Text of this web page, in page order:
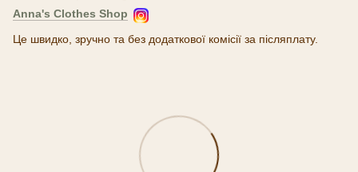
Anna's Clothes Shop
Це швидко, зручно та без додаткової комісії за післяплату.